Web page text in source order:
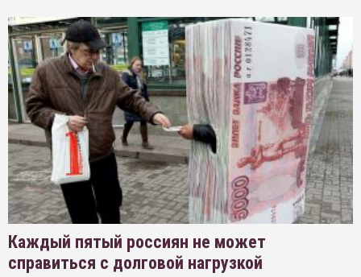
Каждый пятый россиян не может
справиться с долговой нагрузкой